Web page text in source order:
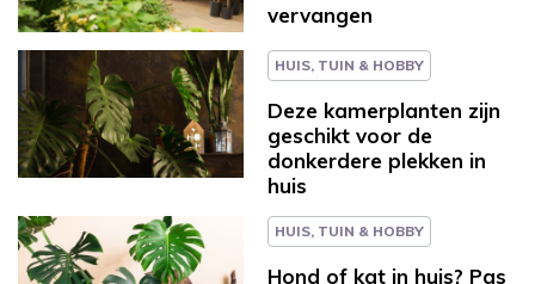
vervangen
HUIS, TUIN & HOBBY
Deze kamerplanten zijn
geschikt voor de
donkerdere plekken in
huis
HUIS, TUIN & HOBBY
Hond of kat in huis? Pas